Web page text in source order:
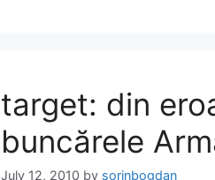
target: din
buncărele
July 12, 2010 by sorinbogdan